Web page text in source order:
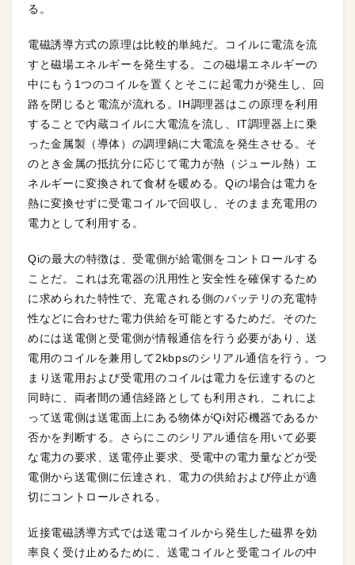
る。
電磁誘導方式の原理は比較的単純だ。コイルに電流を流
すと磁場エネルギーを発生する。この磁場エネルギーの
中にもう1つのコイルを置くとそこに起電力が発生し、回
路を閉じると電流が流れる。IH調理器はこの原理を利用
することで内蔵コイルに大電流を流し、IT調理器上に乗
った金属製（導体）の調理鍋に大電流を発生させる。そ
のとき金属の抵抗分に応じて電力が熱（ジュール熱）エ
ネルギーに変換されて食材を暖める。Qiの場合は電力を
熱に変換せずに受電コイルで回収し、そのまま充電用の
電力として利用する。
Qiの最大の特徴は、受電側が給電側をコントロールする
ことだ。これは充電器の汎用性と安全性を確保するため
に求められた特性で、充電される側のバッテリの充電特
性などに合わせた電力供給を可能とするためだ。そのた
めには送電側と受電側が情報通信を行う必要があり、送
電用のコイルを兼用して2kbpsのシリアル通信を行う。つ
まり送電用および受電用のコイルは電力を伝達するのと
同時に、両者間の通信経路としても利用され、これによ
って送電側は送電面上にある物体がQi対応機器であるか
否かを判断する。さらにこのシリアル通信を用いて必要
な電力の要求、送電停止要求、受電中の電力量などが受
電側から送電側に伝達され、電力の供給および停止が適
切にコントロールされる。
近接電磁誘導方式では送電コイルから発生した磁界を効
率良く受け止めるために、送電コイルと受電コイルの中